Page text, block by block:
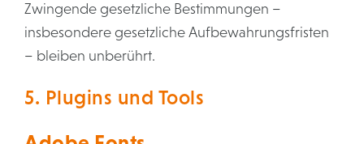
Zwingende gesetzliche Bestimmungen –
insbesondere gesetzliche Aufbewahrungsfristen
– bleiben unberührt.
5. Plugins und Tools